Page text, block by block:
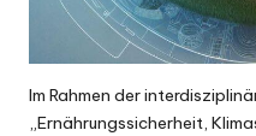
Im Rahmen der
„Ernährungssicherheit,